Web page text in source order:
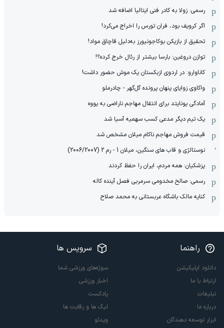
رسمی: زولا به کادر فنی ایتالیا اضافه شد
اگر کرویف بود، فران تورس را اخراج می‌کرد!
تحقیق از بازیکن بوکاجونیورز به‌دلیل قاچاق مواد!
توازن دروغین: بارسا بیشتر از رئال خرج کرده؟!
کاناوارو: در اردوی ازبکستان یک موش حضور داشت!
واکاوی زوایای پنهان پرونده گل‌گهر - چادرملو
آمادگی یونایتد برای انتقال مهاجم ناراضی به یووه
یک تیم دیگر مدعی کسب سهمیه آسیا شد
قیمت فروش مهاجم ناکام میلان مشخص شد
نوستالژی و قاب های سنگین، میلان 1 - رم 2 (2006/2007)
پزشکیان: همه مردم، ایران را حفظ کردند
رسمی: صالح مخدومی سرمربی فصل آینده کاله
کنایه مالک باشگاه عربستانی به محمد صلاح
راهنما
دانلود اپلیکیشن
ارتباط با ما
تبلیغات
درباره ما
ابزار توسعه دهندگان
سرویس ها
سوژه‌های ورزشی شما
اخبار ورزشی
پادکست
لیگ ها و رقابت ها
ویدئو